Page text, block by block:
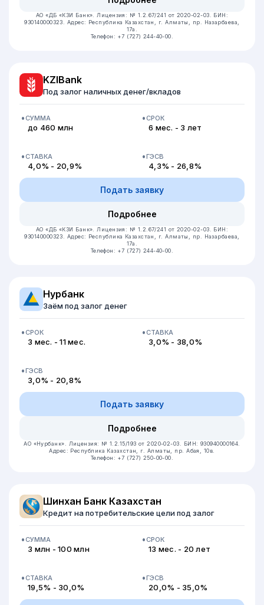
АО «ДБ «КЗИ Банк». Лицензия: № 1.2.67/241 от 2020-02-03. БИН:
930140000323. Адрес: Республика Казахстан, ​г. Алматы, пр. Назарбаева,
17а.
Телефон: +7 (727) 244-40-00.
KZIBank
Под залог наличных денег/вкладов
СУММА
до 460 млн
СРОК
6 мес. - 3 лет
СТАВКА
4,0% - 20,9%
ГЭСВ
4,3% - 26,8%
Подать заявку
Подробнее
АО «ДБ «КЗИ Банк». Лицензия: № 1.2.67/241 от 2020-02-03. БИН:
930140000323. Адрес: Республика Казахстан, ​г. Алматы, пр. Назарбаева,
17а.
Телефон: +7 (727) 244-40-00.
Нурбанк
Заём под залог денег
СРОК
3 мес. - 11 мес.
СТАВКА
3,0% - 38,0%
ГЭСВ
3,0% - 20,8%
Подать заявку
Подробнее
АО «Нурбанк». Лицензия: № 1.2.15/193 от 2020-02-03.
БИН: 930940000164.
Адрес: Республика Казахстан, г. Алматы, пр. Абая, 10в.
Телефон: +7 (727) 250-00-00.
Шинхан Банк Казахстан
Кредит на потребительские цели под залог
СУММА
3 млн - 100 млн
СРОК
13 мес. - 20 лет
СТАВКА
19,5% - 30,0%
ГЭСВ
20,0% - 35,0%